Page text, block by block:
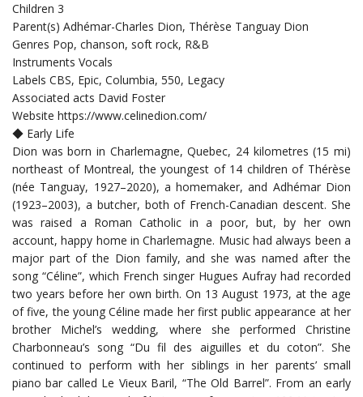
Children 3
Parent(s) Adhémar-Charles Dion, Thérèse Tanguay Dion
Genres Pop, chanson, soft rock, R&B
Instruments Vocals
Labels CBS, Epic, Columbia, 550, Legacy
Associated acts David Foster
Website https://www.celinedion.com/
◆ Early Life
Dion was born in Charlemagne, Quebec, 24 kilometres (15 mi)
northeast of Montreal, the youngest of 14 children of Thérèse
(née Tanguay, 1927–2020), a homemaker, and Adhémar Dion
(1923–2003), a butcher, both of French-Canadian descent. She
was raised a Roman Catholic in a poor, but, by her own
account, happy home in Charlemagne. Music had always been a
major part of the Dion family, and she was named after the
song “Céline”, which French singer Hugues Aufray had recorded
two years before her own birth. On 13 August 1973, at the age
of five, the young Céline made her first public appearance at her
brother Michel’s wedding, where she performed Christine
Charbonneau’s song “Du fil des aiguilles et du coton”. She
continued to perform with her siblings in her parents’ small
piano bar called Le Vieux Baril, “The Old Barrel”. From an early